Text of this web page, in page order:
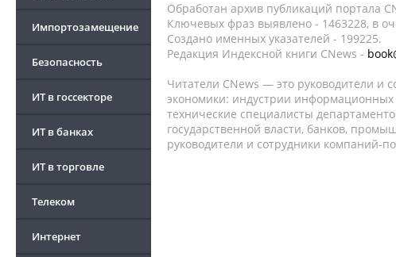
Импортозамещение
Безопасность
ИТ в госсекторе
ИТ в банках
ИТ в торговле
Телеком
Интернет
Обработан архив публикаций портала
Ключевых фраз выявлено - 1463228, в
Создано именных указателей - 199225.
Редакция Индексной книги CNews -
Читатели CNews — это руководители и
экономики: индустрии
технические специалисты
государственной власти, банков,
руководители и сотрудники компаний-